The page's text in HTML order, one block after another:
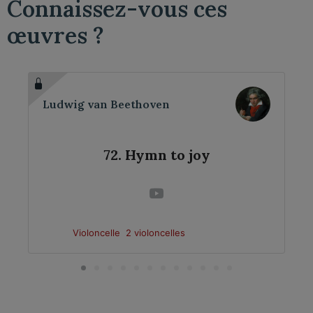
Connaissez-vous ces
œuvres ?
Ludwig van Beethoven
72. Hymn to joy
Violoncelle 2 violoncelles